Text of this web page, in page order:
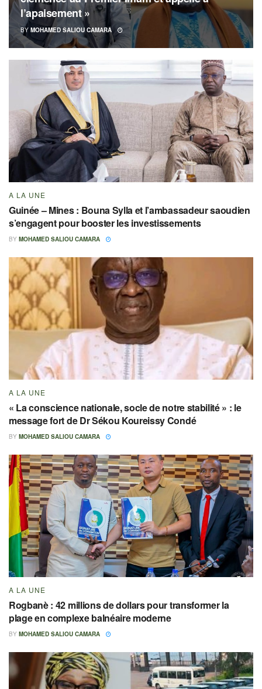
l’apaisement »
BY MOHAMED SALIOU CAMARA
A LA UNE
Guinée – Mines : Bouna Sylla et l’ambassadeur saoudien
s’engagent pour booster les investissements
BY MOHAMED SALIOU CAMARA
A LA UNE
« La conscience nationale, socle de notre stabilité » : le
message fort de Dr Sékou Koureissy Condé
BY MOHAMED SALIOU CAMARA
A LA UNE
Rogbanè : 42 millions de dollars pour transformer la
plage en complexe balnéaire moderne
BY MOHAMED SALIOU CAMARA